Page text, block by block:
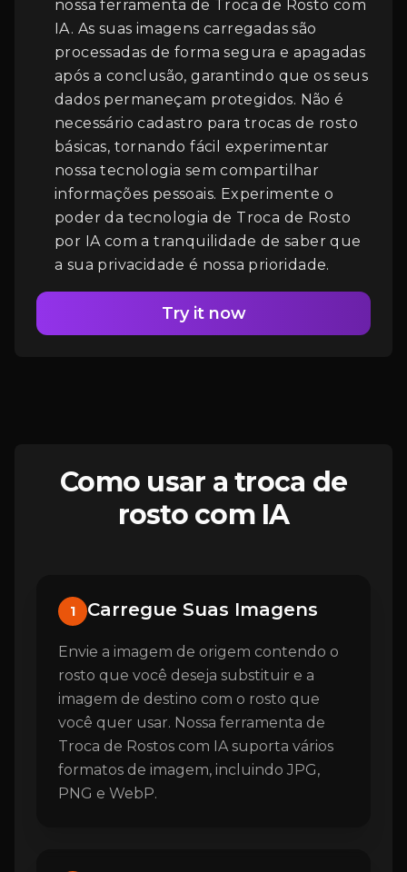
nossa ferramenta de Troca de Rosto com
IA. As suas imagens carregadas são
processadas de forma segura e apagadas
após a conclusão, garantindo que os seus
dados permaneçam protegidos. Não é
necessário cadastro para trocas de rosto
básicas, tornando fácil experimentar
nossa tecnologia sem compartilhar
informações pessoais. Experimente o
poder da tecnologia de Troca de Rosto
por IA com a tranquilidade de saber que
a sua privacidade é nossa prioridade.
Try it now
Como usar a troca de
rosto com IA
1 Carregue Suas Imagens
Envie a imagem de origem contendo o
rosto que você deseja substituir e a
imagem de destino com o rosto que
você quer usar. Nossa ferramenta de
Troca de Rostos com IA suporta vários
formatos de imagem, incluindo JPG,
PNG e WebP.